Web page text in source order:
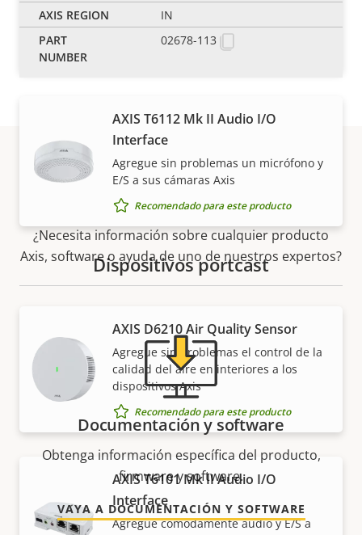
Agregue cómodamente audio y E/S a
sus cámaras Axis
Recomendado para este producto
AXIS T6112 Mk II Audio I/O
Interface
Agregue sin problemas un micrófono y
E/S a sus cámaras Axis
Recomendado para este producto
Dispositivos portcast
AXIS D6210 Air Quality Sensor
Agregue sin problemas el control de la
calidad del aire en interiores a los
dispositivos Axis
Recomendado para este producto
AXIS T6101 Mk II Audio I/O
Interface
Agregue cómodamente audio y E/S a
IN
02678-113
Asistencia y recursos
¿Necesita información sobre cualquier producto
Axis, software o ayuda de uno de nuestros expertos?
Documentación y software
Obtenga información específica del producto,
firmware y software.
VAYA A DOCUMENTACIÓN Y SOFTWARE